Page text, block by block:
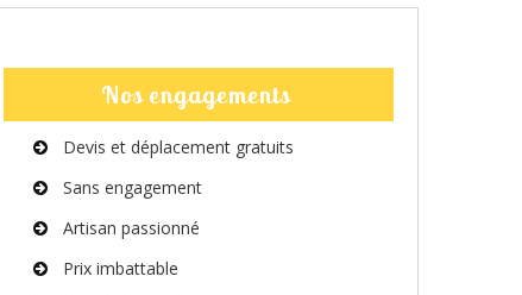
Nos engagements
Devis et déplacement gratuits
Sans engagement
Artisan passionné
Prix imbattable